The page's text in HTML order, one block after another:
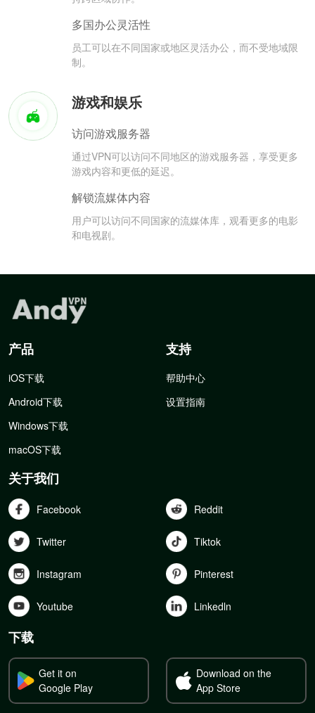
多国办公灵活性
员工可以在不同国家或地区灵活办公，而不受地域限
制。
游戏和娱乐
访问游戏服务器
通过VPN可以访问不同地区的游戏服务器，享受更多
游戏内容和更低的延迟。
解锁流媒体内容
用户可以访问不同国家的流媒体库，观看更多的电影
和电视剧。
产品
iOS下载
Android下载
Windows下载
macOS下载
支持
帮助中心
设置指南
关于我们
Facebook Reddit
Twitter Tiktok
Instagram Pinterest
Youtube Linkedln
下载
Get it on
Google Play
Download on the
App Store